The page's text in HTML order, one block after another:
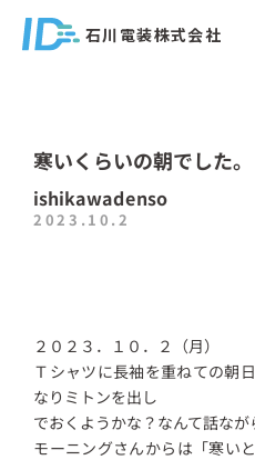
石川電装株式会社
寒いくらいの朝でした。
ishikawadenso
2023.10.2
２０２３．１０．２（月）
Ｔシャツに長袖を重ねての朝
なりミトンを出し
でおくようかな？なんて話なが
モーニングさんからは「寒い